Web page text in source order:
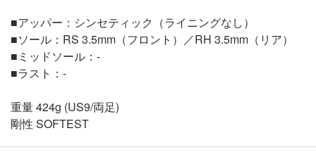
■アッパー：シンセティック（ライニングなし）
■ソール：RS 3.5mm（フロント）／RH 3.5mm（リア）
■ミッドソール：-
■ラスト：-
重量 424g (US9/両足)
剛性 SOFTEST